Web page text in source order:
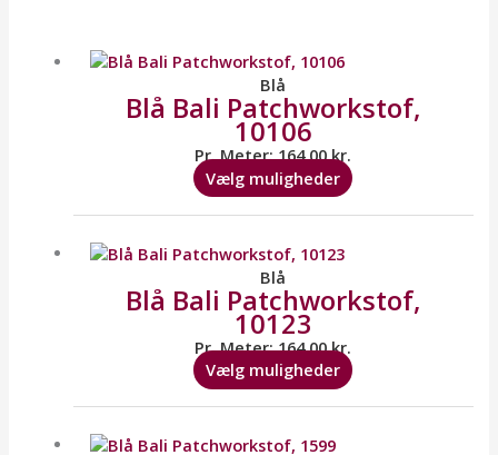
Blå
Blå Bali Patchworkstof,
10106
Pr. Meter:164,00kr.
Vælg muligheder
flere
varianter.
kan
på
Blå
Blå Bali Patchworkstof,
10123
Pr. Meter:164,00kr.
Vælg muligheder
flere
varianter.
kan
på